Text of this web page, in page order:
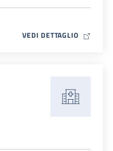
VEDI DETTAGLIO MAP ICON